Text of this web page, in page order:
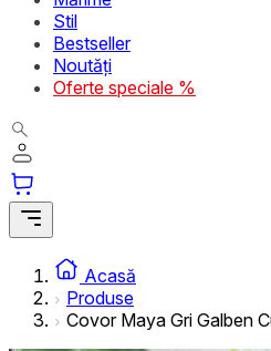
Stil
Bestseller
Noutăți
Oferte speciale %
Acasă
Produse
Covor Maya Gri Galben
preferată sau
Statistică
interesante pentru
Cookie-urile